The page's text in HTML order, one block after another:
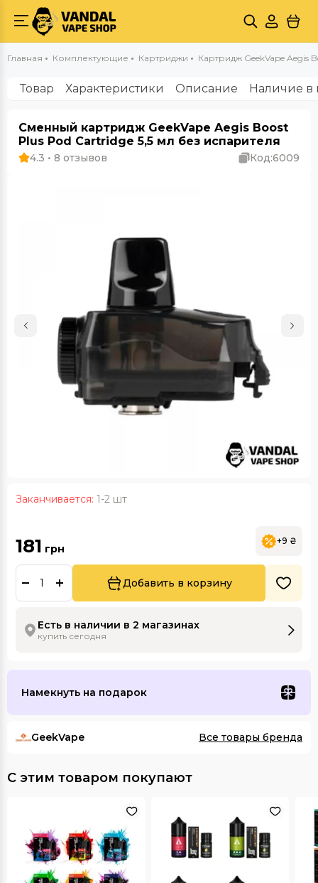
Главная Комплектующие Картриджи Картридж GeekVape Aegis
Товар Характеристики Описание Наличие в
Сменный картридж GeekVape Aegis Boost
Plus Pod Cartridge 5,5 мл без испарителя
4.3 • 8 отзывов Код:6009
Заканчивается: 1-2 шт
181 грн
+9 ₴
Добавить в корзину
Есть в наличии в 2 магазинах
купить сегодня
Намекнуть на подарок
GeekVape Все товары бренда
С этим товаром покупают